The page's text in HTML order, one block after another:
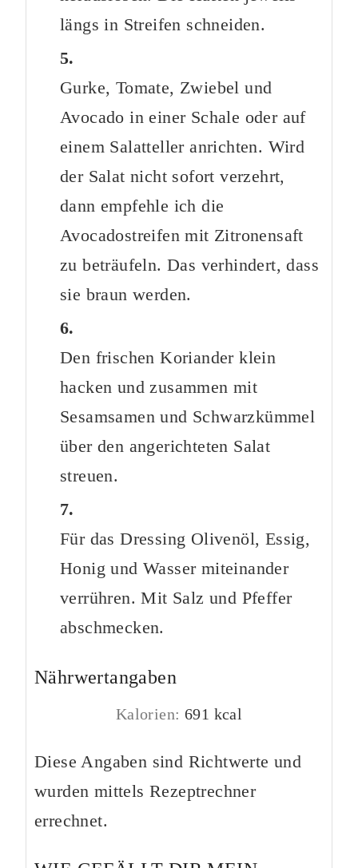
längs in Streifen schneiden.
Gurke, Tomate, Zwiebel und
Avocado in einer Schale oder auf
einem Salatteller anrichten. Wird
der Salat nicht sofort verzehrt,
dann empfehle ich die
Avocadostreifen mit Zitronensaft
zu beträufeln. Das verhindert, dass
sie braun werden.
Den frischen Koriander klein
hacken und zusammen mit
Sesamsamen und Schwarzkümmel
über den angerichteten Salat
streuen.
Für das Dressing Olivenöl, Essig,
Honig und Wasser miteinander
verrühren. Mit Salz und Pfeffer
abschmecken.
Nährwertangaben
Kalorien: 691 kcal
Diese Angaben sind Richtwerte und
wurden mittels Rezeptrechner
errechnet.